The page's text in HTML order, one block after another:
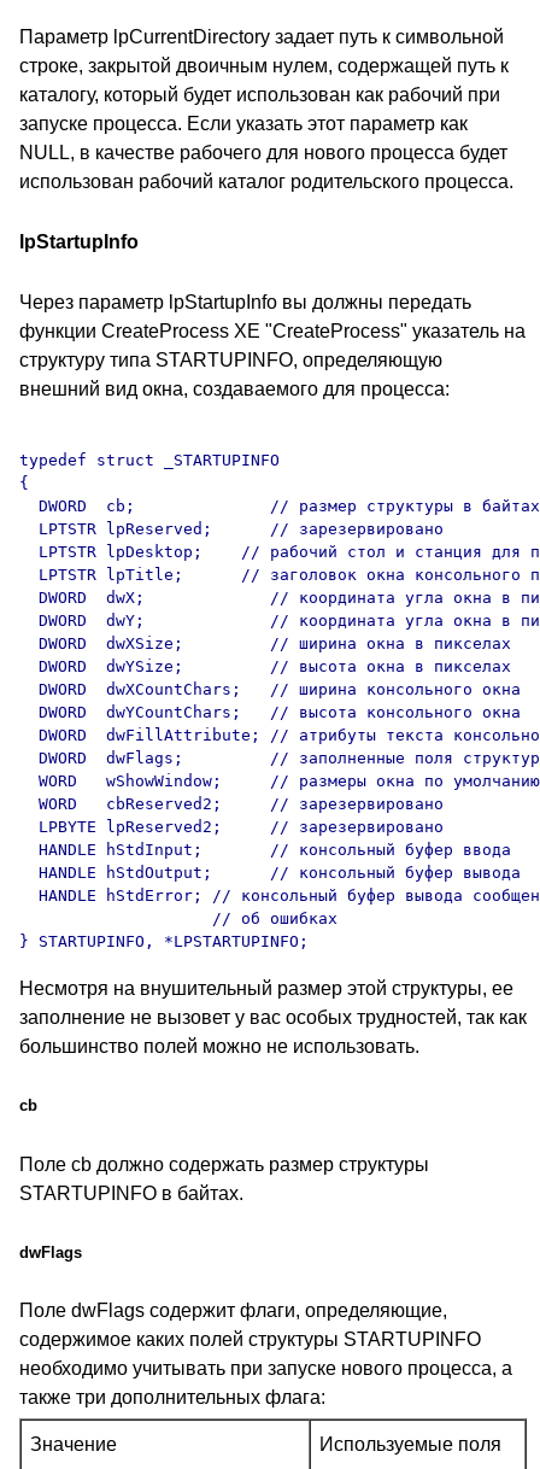
Параметр lpCurrentDirectory задает путь к символьной
строке, закрытой двоичным нулем, содержащей путь к
каталогу, который будет использован как рабочий при
запуске процесса. Если указать этот параметр как
NULL, в качестве рабочего для нового процесса будет
использован рабочий каталог родительского процесса.
lpStartupInfo
Через параметр lpStartupInfo вы должны передать
функции CreateProcess XE "CreateProcess" указатель на
структуру типа STARTUPINFO, определяющую
внешний вид окна, создаваемого для процесса:
typedef struct _STARTUPINFO
{
  DWORD  cb;              // размер структуры в байтах
  LPTSTR lpReserved;      // зарезервировано
LPTSTR lpDesktop;    // рабочий стол и станция для
LPTSTR lpTitle;      // заголовок окна консольного
DWORD  dwX;             // координата угла окна в
DWORD  dwY;             // координата угла окна в
  DWORD  dwXSize;         // ширина окна в пикселах
  DWORD  dwYSize;         // высота окна в пикселах
  DWORD  dwXCountChars;   // ширина консольного окна
  DWORD  dwYCountChars;   // высота консольного окна
DWORD  dwFillAttribute; // атрибуты текста
DWORD  dwFlags;         // заполненные поля
  WORD   wShowWindow;     // размеры окна по умолчанию
  WORD   cbReserved2;     // зарезервировано
  LPBYTE lpReserved2;     // зарезервировано
  HANDLE hStdInput;       // консольный буфер ввода
  HANDLE hStdOutput;      // консольный буфер вывода
HANDLE hStdError; // консольный буфер вывода
                    // об ошибках
Несмотря на внушительный размер этой структуры, ее
заполнение не вызовет у вас особых трудностей, так как
большинство полей можно не использовать.
cb
Поле cb должно содержать размер структуры
STARTUPINFO в байтах.
dwFlags
Поле dwFlags содержит флаги, определяющие,
содержимое каких полей структуры STARTUPINFO
необходимо учитывать при запуске нового процесса, а
также три дополнительных флага:
Значение Используемые поля